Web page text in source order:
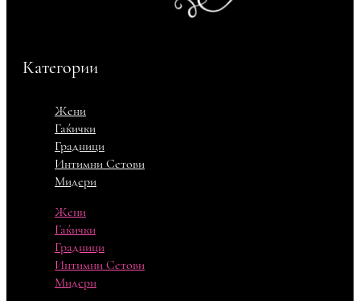
Категории
Жени
Гаќички
Градници
Интимни Сетови
Мидери
Жени
Гаќички
Градници
Интимни Сетови
Мидери